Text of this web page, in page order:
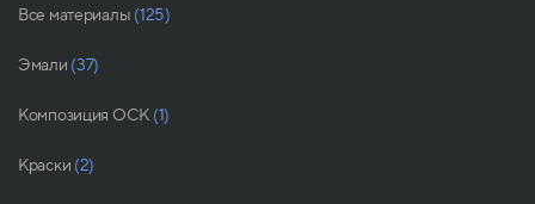
Все материалы (125)
Эмали (37)
Композиция ОСК (1)
Краски (2)